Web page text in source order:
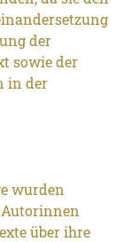
der
sowie der
in der
wurden
über ihre